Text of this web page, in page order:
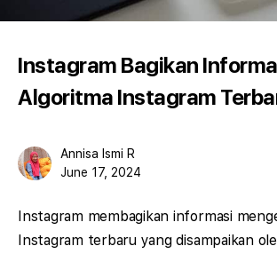
Instagram Bagikan
Algoritma Instagram
Annisa Ismi R
June 17, 2024
Instagram membagikan informasi
Instagram terbaru yang disampaikan